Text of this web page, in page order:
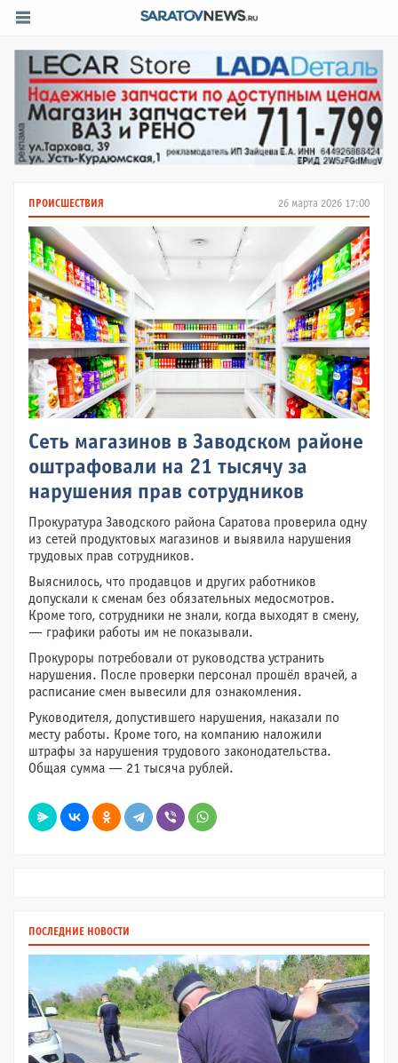
26 марта 2026 17:00
ПРОИСШЕСТВИЯ
Сеть магазинов в Заводском районе
оштрафовали на 21 тысячу за
нарушения прав сотрудников
Прокуратура Заводского района Саратова проверила одну
из сетей продуктовых магазинов и выявила нарушения
трудовых прав сотрудников.
Выяснилось, что продавцов и других работников
допускали к сменам без обязательных медосмотров.
Кроме того, сотрудники не знали, когда выходят в смену,
— графики работы им не показывали.
Прокуроры потребовали от руководства устранить
нарушения. После проверки персонал прошёл врачей, а
расписание смен вывесили для ознакомления.
Руководителя, допустившего нарушения, наказали по
месту работы. Кроме того, на компанию наложили
штрафы за нарушения трудового законодательства.
Общая сумма — 21 тысяча рублей.
ПОСЛЕДНИЕ НОВОСТИ